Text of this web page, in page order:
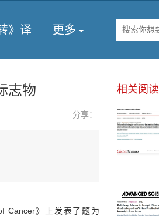
》译 更多
志物
分享：
Cancer》上发表了题为
相关阅读